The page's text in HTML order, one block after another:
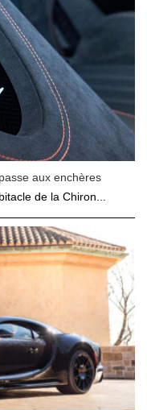
aux enchères
de la Chiron...